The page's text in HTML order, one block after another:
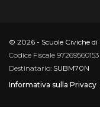
© 2026 - Scuole Civiche di
Codice Fiscale
Destinatario: SUBM70N
Informativa sulla Privacy